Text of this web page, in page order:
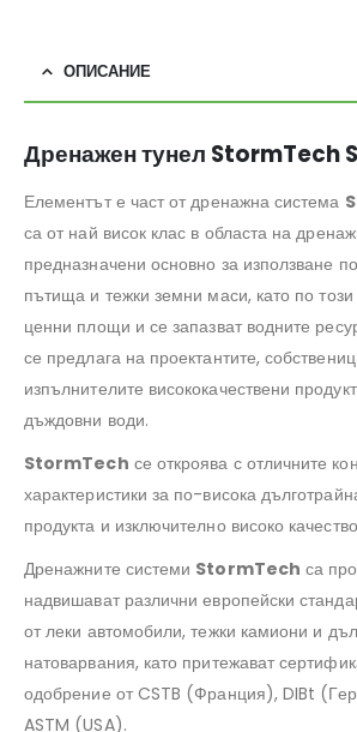
ОПИСАНИЕ
Дренажен тунел StormTech
Елементът е част от дренажна система
са от най висок клас в областа на
предназначени основно за използване
пътища и тежки земни маси, като по
ценни площи и се запазват водните
се предлага на проектантите,
изпълнителите висококачествени
дъждовни води.
StormTech се откроява с отличните
характеристики за по-висока
продукта и изключително високо
Дренажните системи StormTech са
надвишават различни европейски
от леки автомобили, тежки камиони и
натоварвания, като притежават
одобрение от CSTB (Франция), DIBt
ASTM (USA).